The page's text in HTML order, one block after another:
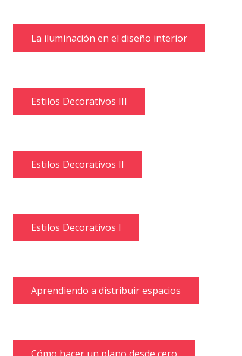
La iluminación en el diseño interior
Estilos Decorativos III
Estilos Decorativos II
Estilos Decorativos I
Aprendiendo a distribuir espacios